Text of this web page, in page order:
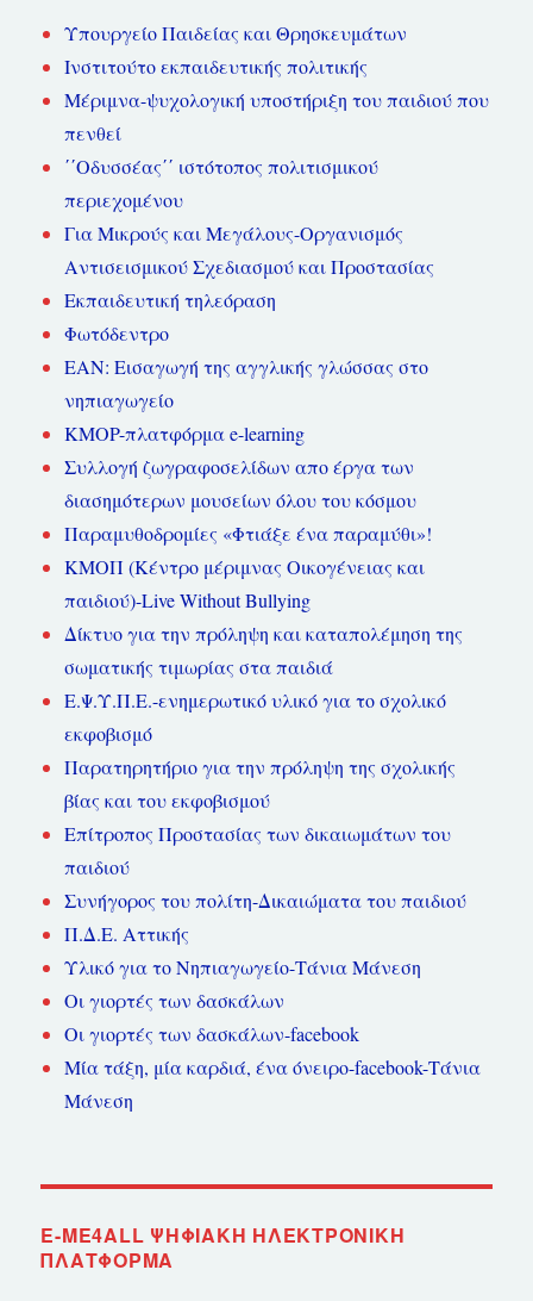
Υπουργείο Παιδείας και Θρησκευμάτων
Ινστιτούτο εκπαιδευτικής πολιτικής
Μέριμνα-ψυχολογική υποστήριξη του παιδιού που
πενθεί
΄΄Οδυσσέας΄΄ ιστότοπος πολιτισμικού
περιεχομένου
Για Μικρούς και Μεγάλους-Οργανισμός
Αντισεισμικού Σχεδιασμού και Προστασίας
Εκπαιδευτική τηλεόραση
Φωτόδεντρο
ΕΑΝ: Εισαγωγή της αγγλικής γλώσσας στο
νηπιαγωγείο
KMOP-πλατφόρμα e-learning
Συλλογή ζωγραφοσελίδων απο έργα των
διασημότερων μουσείων όλου του κόσμου
Παραμυθοδρομίες «Φτιάξε ένα παραμύθι»!
ΚΜΟΠ (Κέντρο μέριμνας Οικογένειας και
παιδιού)-Live Without Bullying
Δίκτυο για την πρόληψη και καταπολέμηση της
σωματικής τιμωρίας στα παιδιά
Ε.Ψ.Υ.Π.Ε.-ενημερωτικό υλικό για το σχολικό
εκφοβισμό
Παρατηρητήριο για την πρόληψη της σχολικής
βίας και του εκφοβισμού
Επίτροπος Προστασίας των δικαιωμάτων του
παιδιού
Συνήγορος του πολίτη-Δικαιώματα του παιδιού
Π.Δ.Ε. Αττικής
Υλικό για το Νηπιαγωγείο-Τάνια Μάνεση
Οι γιορτές των δασκάλων
Οι γιορτές των δασκάλων-facebook
Μία τάξη, μία καρδιά, ένα όνειρο-facebook-Τάνια
Μάνεση
E-ME4ALL ΨΗΦΙΑΚΉ ΗΛΕΚΤΡΟΝΙΚΉ
ΠΛΑΤΦΌΡΜΑ